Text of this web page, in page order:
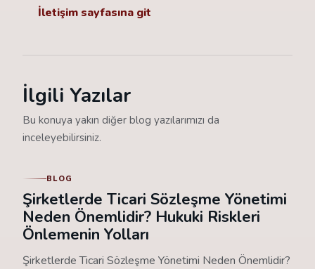
İletişim sayfasına git
İlgili Yazılar
Bu konuya yakın diğer blog yazılarımızı da
inceleyebilirsiniz.
BLOG
Şirketlerde Ticari Sözleşme Yönetimi
Neden Önemlidir? Hukuki Riskleri
Önlemenin Yolları
Şirketlerde Ticari Sözleşme Yönetimi Neden Önemlidir?